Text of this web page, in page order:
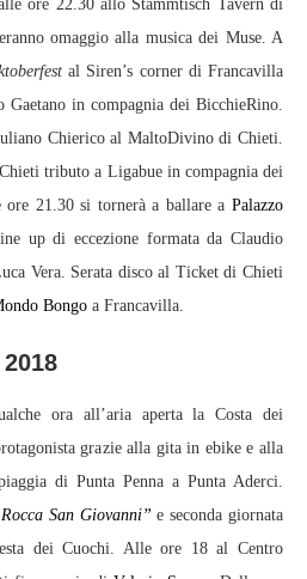
ore 22.30 allo Stammtisch Tavern di
omaggio alla musica dei Muse. A
al Siren’s corner di Francavilla
in compagnia dei BicchieRino.
Chierico al MaltoDivino di Chieti.
tributo a Ligabue in compagnia dei
ore 21.30 si tornerà a ballare a Palazzo
up di eccezione formata da Claudio
Vera. Serata disco al Ticket di Chieti
Bongo a Francavilla.
ora all’aria aperta la Costa dei
grazie alla gita in ebike e alla
di Punta Penna a Punta Aderci.
San Giovanni” e seconda giornata
dei Cuochi. Alle ore 18 al Centro